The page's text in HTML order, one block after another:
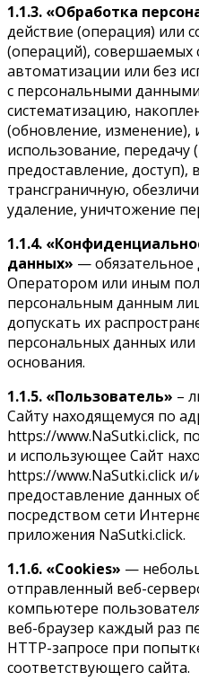
1.1.3. «Обработка
действие (операция) или
(операций), совершаемых
автоматизации или без
с персональными
систематизацию,
(обновление, изменение),
использование, передачу
предоставление, доступ),
трансграничную,
удаление, уничтожение
1.1.4.
данных» — обязательное
Оператором или иным
персональным данным
допускать их
персональных данных
основания.
1.1.5. «Пользователь» –
Сайту находящемуся по
https://www.NaSutki.click,
и использующее Сайт
https://www.NaSutki.click
предоставление данных
посредством сети
приложения NaSutki.click.
1.1.6. «Cookies» —
отправленный веб-
компьютере
веб-браузер каждый раз
HTTP-запросе при
соответствующего сайта.